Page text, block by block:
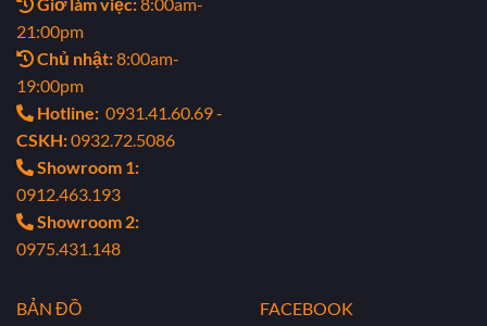
21:00pm
Chủ nhật:8:00am-
19:00pm
Hotline: 0931.41.60.69 -
CSKH:0932.72.5086
Showroom 1:
0912.463.193
Showroom 2:
0975.431.148
BẢN ĐỒ FACEBOOK